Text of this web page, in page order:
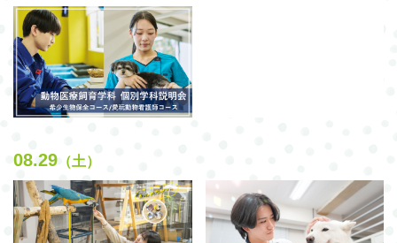
08.29 （土）